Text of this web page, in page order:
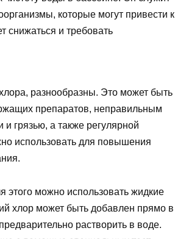
которые могут привести к
снижаться и требовать
разнообразны. Это может быть
препаратов, неправильным
грязью, а также регулярной
использовать для повышения
этого можно использовать жидкие
хлор может быть добавлен прямо в
растворить в воде.